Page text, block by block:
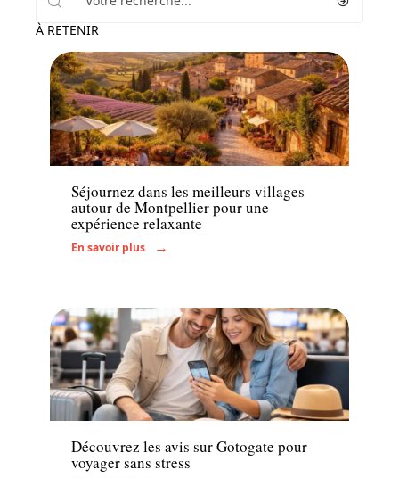
À RETENIR
Hébergement
Séjournez dans les meilleurs villages
autour de Montpellier pour une
expérience relaxante
En savoir plus
Voyage
Découvrez les avis sur Gotogate pour
voyager sans stress